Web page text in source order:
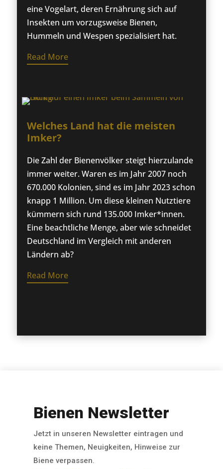
eine Vogelart, deren Ernährung sich auf
Insekten um vorzugsweise Bienen,
Hummeln und Wespen spezialisiert hat.
Read More
Welches Land hat die meisten
Imker?
Die Zahl der Bienenvölker steigt hierzulande
immer weiter. Waren es im Jahr 2007 noch
670.000 Kolonien, sind es im Jahr 2023 schon
knapp 1 Million. Um diese kleinen Nutztiere
kümmern sich rund 135.000 Imker*innen.
Eine beachtliche Menge, aber wie schneidet
Deutschland im Vergleich mit anderen
Ländern ab?
Read More
Bienen Newsletter
Jetzt in unseren Newsletter eintragen und
keine Themen, Neuigkeiten, Hinweise zur
Biene verpassen.